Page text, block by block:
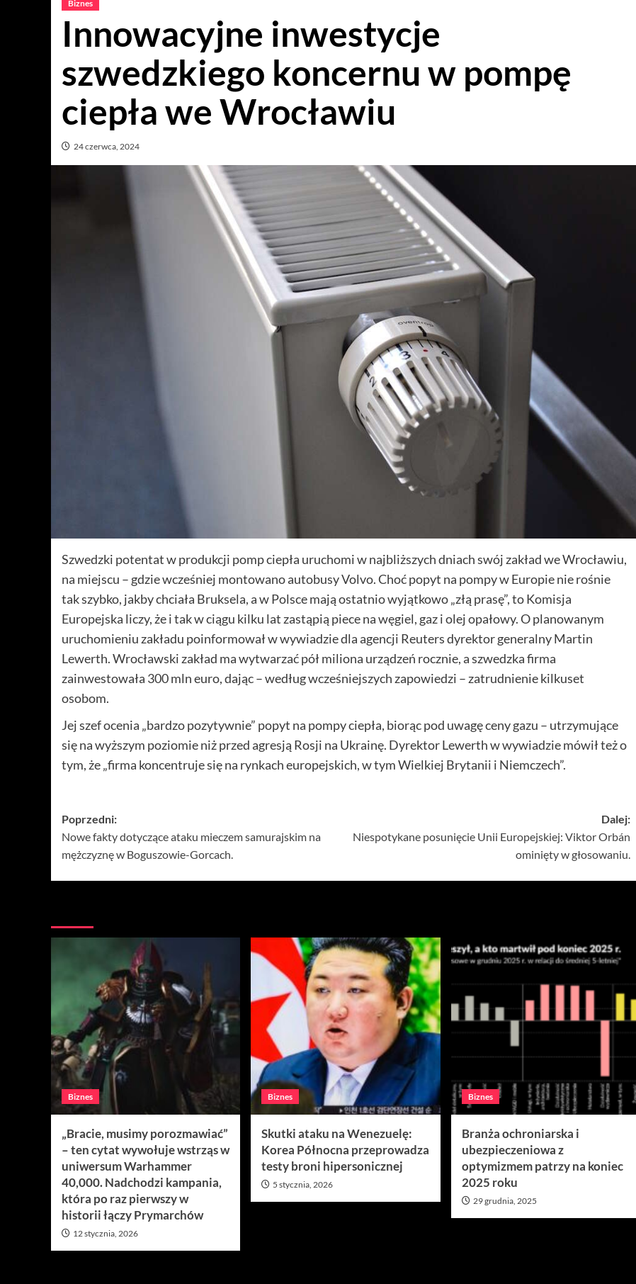
Biznes
Innowacyjne inwestycje
szwedzkiego koncernu w pompę
ciepła we Wrocławiu
24 czerwca, 2024
Szwedzki potentat w produkcji pomp ciepła uruchomi w najbliższych dniach swój zakład we Wrocławiu,
na miejscu – gdzie wcześniej montowano autobusy Volvo. Choć popyt na pompy w Europie nie rośnie
tak szybko, jakby chciała Bruksela, a w Polsce mają ostatnio wyjątkowo „złą prasę”, to Komisja
Europejska liczy, że i tak w ciągu kilku lat zastąpią piece na węgiel, gaz i olej opałowy. O planowanym
uruchomieniu zakładu poinformował w wywiadzie dla agencji Reuters dyrektor generalny Martin
Lewerth. Wrocławski zakład ma wytwarzać pół miliona urządzeń rocznie, a szwedzka firma
zainwestowała 300 mln euro, dając – według wcześniejszych zapowiedzi – zatrudnienie kilkuset
osobom.
Jej szef ocenia „bardzo pozytywnie” popyt na pompy ciepła, biorąc pod uwagę ceny gazu – utrzymujące
się na wyższym poziomie niż przed agresją Rosji na Ukrainę. Dyrektor Lewerth w wywiadzie mówił też o
tym, że „firma koncentruje się na rynkach europejskich, w tym Wielkiej Brytanii i Niemczech”.
Zobacz
wpisy
Poprzedni:
Nowe fakty dotyczące ataku mieczem samurajskim na
mężczyznę w Boguszowie-Gorcach.
Dalej:
Niespotykane posunięcie Unii Europejskiej: Viktor Orbán
ominięty w głosowaniu.
Biznes
„Bracie, musimy porozmawiać”
– ten cytat wywołuje wstrząs w
uniwersum Warhammer
40,000. Nadchodzi kampania,
która po raz pierwszy w
historii łączy Prymarchów
12 stycznia, 2026
Biznes
Skutki ataku na Wenezuelę:
Korea Północna przeprowadza
testy broni hipersonicznej
5 stycznia, 2026
Biznes
Branża ochroniarska i
ubezpieczeniowa z
optymizmem patrzy na koniec
2025 roku
29 grudnia, 2025